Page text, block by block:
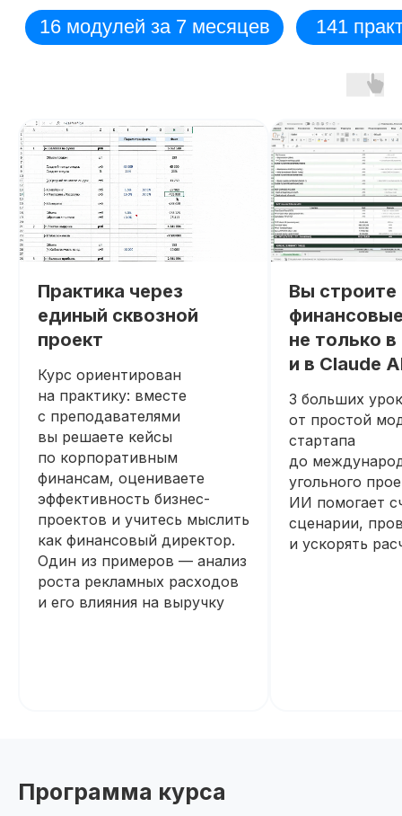
Практика через
единый сквозной
проект
Курс ориентирован
на практику: вместе
с преподавателями
вы решаете кейсы
по корпоративным
финансам, оцениваете
эффективность бизнес-
проектов и учитесь мыслить
как финансовый директор.
Один из примеров — анализ
роста рекламных расходов
и его влияния на выручку
Вы строите
не только
и в Claude
3 больших
от простой
стартапа
до
угольного
ИИ помогает
сценарии,
и ускорять
Программа курса